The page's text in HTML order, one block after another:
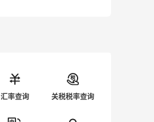
汇率查询 关税税率查询